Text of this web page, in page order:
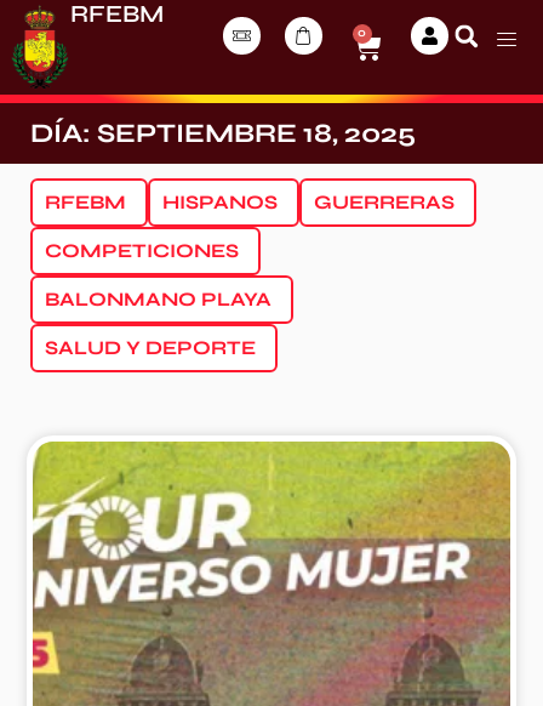
RFEBM
0
DÍA: SEPTIEMBRE 18, 2025
RFEBM HISPANOS GUERRERAS
COMPETICIONES
BALONMANO PLAYA
SALUD Y DEPORTE